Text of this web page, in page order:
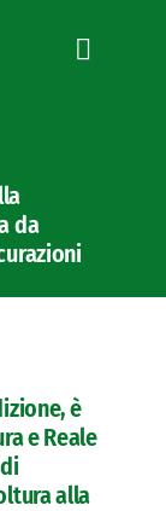
da
è
e Reale
alla